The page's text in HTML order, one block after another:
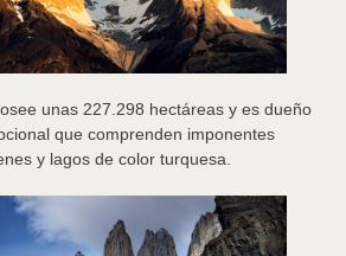
unas 227.298 hectáreas y es dueño
que comprenden imponentes
y lagos de color turquesa.